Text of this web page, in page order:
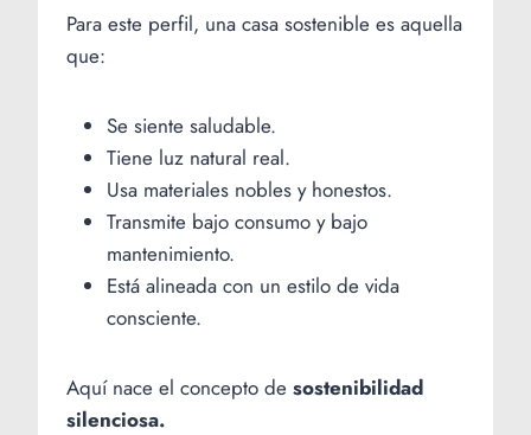
Para este perfil, una casa sostenible es aquella
que:
Se siente saludable.
Tiene luz natural real.
Usa materiales nobles y honestos.
Transmite bajo consumo y bajo
mantenimiento.
Está alineada con un estilo de vida
consciente.
Aquí nace el concepto de sostenibilidad
silenciosa.